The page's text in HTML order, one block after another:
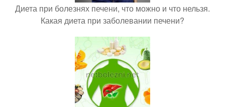
Диета при болезнях печени, что можно и что нельзя.
Какая диета при заболевании печени?